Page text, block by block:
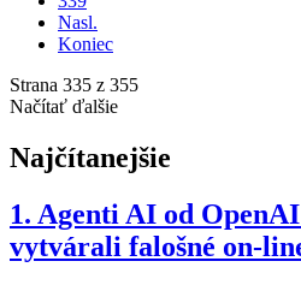
Nasl.
Koniec
Strana 335 z 355
Načítať ďalšie
Najčítanejšie
1. Agenti AI od
vytvárali falošné on-